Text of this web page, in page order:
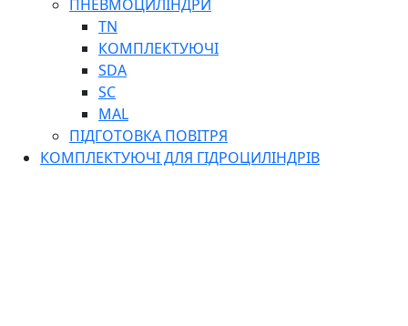
ПНЕВМОЦИЛІНДРИ
TN
КОМПЛЕКТУЮЧІ
SDA
SC
MAL
ПІДГОТОВКА ПОВІТРЯ
КОМПЛЕКТУЮЧІ ДЛЯ ГІДРОЦИЛІНДРІВ